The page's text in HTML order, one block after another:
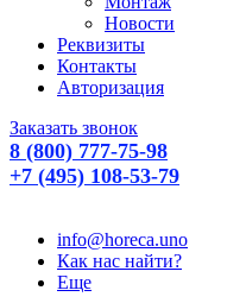
Новости
Реквизиты
Контакты
Авторизация
Заказать звонок
8 (800) 777-75-98
+7 (495) 108-53-79
info@horeca.uno
Как нас найти?
Еще